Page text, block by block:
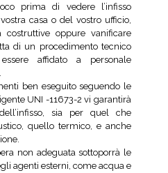
prima di vedere l’infisso
casa o del vostro ufficio,
oppure vanificare
di un procedimento tecnico
affidato a personale
ben eseguito seguendo le
UNI -11673-2 vi garantirà
sia per quel che
quello termico, e anche
non adeguata sottoporrà le
agenti esterni, come acqua e